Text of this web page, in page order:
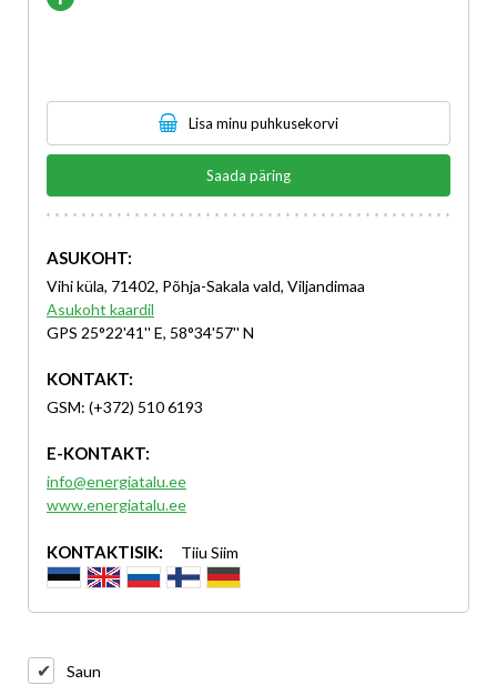
Lisa minu puhkusekorvi
Saada päring
ASUKOHT:
Vihi küla, 71402, Põhja-Sakala vald, Viljandimaa
Asukoht kaardil
GPS 25°22'41'' E, 58°34'57'' N
KONTAKT:
GSM: (+372) 510 6193
E-KONTAKT:
info@energiatalu.ee
www.energiatalu.ee
KONTAKTISIK: Tiiu Siim
Saun